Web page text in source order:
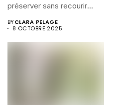
préserver sans recourir
BYCLARA PELAGE
8 OCTOBRE 2025